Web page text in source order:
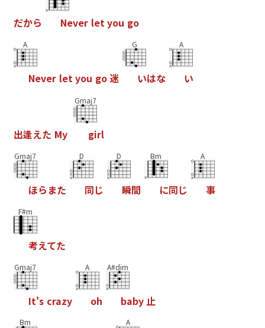
だから Never letyou go
A
Never letyou go 迷
G
いはな
A
い
出逢えた My
Gmaj7
girl
Gmaj7
ほら また
D
同じ
D
瞬間
Bm
に同じ
A
事
F#m
考えてた
Gmaj7
It's crazy
A
oh
A#dim
baby 止
Bm A